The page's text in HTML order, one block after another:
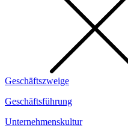
Geschäftszweige
Geschäftsführung
Unternehmenskultur